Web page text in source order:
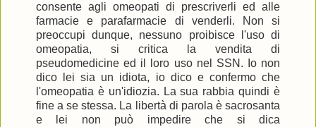
consente agli omeopati di prescriverli ed alle
farmacie e parafarmacie di venderli. Non si
preoccupi dunque, nessuno proibisce l'uso di
omeopatia, si critica la vendita di
pseudomedicine ed il loro uso nel SSN. Io non
dico lei sia un idiota, io dico e confermo che
l'omeopatia è un'idiozia. La sua rabbia quindi è
fine a se stessa. La libertà di parola è sacrosanta
e lei non può impedire che si dica